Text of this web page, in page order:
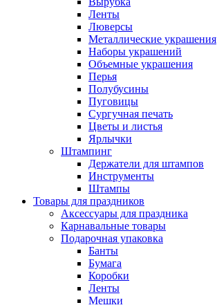
Ленты
Люверсы
Металлические украшения
Наборы украшений
Объемные украшения
Перья
Полубусины
Пуговицы
Сургучная печать
Цветы и листья
Ярлычки
Штампинг
Держатели для штампов
Инструменты
Штампы
Товары для праздников
Аксессуары для праздника
Карнавальные товары
Подарочная упаковка
Банты
Бумага
Коробки
Ленты
Мешки